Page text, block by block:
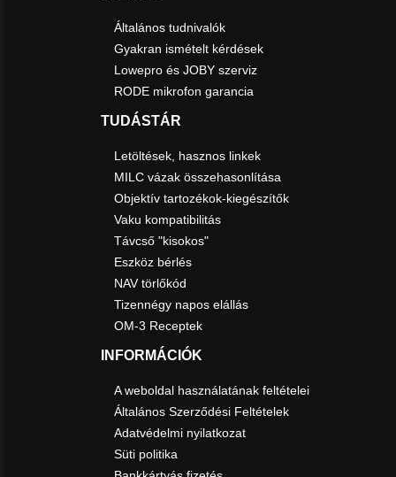
Általános tudnivalók
Gyakran ismételt kérdések
Lowepro és JOBY szerviz
RODE mikrofon garancia
TUDÁSTÁR
Letöltések, hasznos linkek
MILC vázak összehasonlítása
Objektív tartozékok-kiegészítők
Vaku kompatibilitás
Távcső "kisokos"
Eszköz bérlés
NAV törlőkód
Tizennégy napos elállás
OM-3 Receptek
INFORMÁCIÓK
A weboldal használatának feltételei
Általános Szerződési Feltételek
Adatvédelmi nyilatkozat
Süti politika